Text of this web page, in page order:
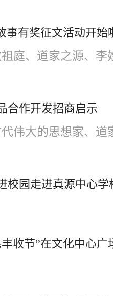
事有奖征文活动开始
庭、道家之源、李
合作开发招商启示
伟大的思想家、道
校园走进真源中心学
收节”在文化中心广